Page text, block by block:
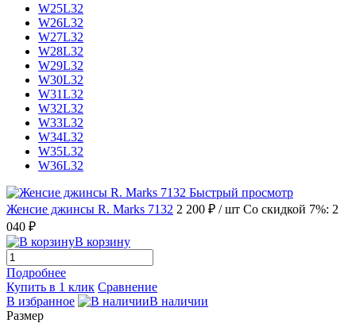
W25L32
W26L32
W27L32
W28L32
W29L32
W30L32
W31L32
W32L32
W33L32
W34L32
W35L32
W36L32
Быстрый просмотр
Женсие джинсы R. Marks 7132 2 200 ₽ / шт Со скидкой 7%: 2
040 ₽
В корзину
Подробнее
Купить в 1 клик Сравнение
В избранное
В наличии
Размер